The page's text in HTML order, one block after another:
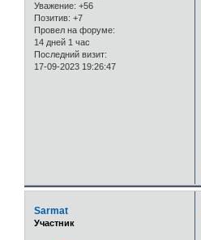
Уважение: +56
Позитив: +7
Провел на форуме:
14 дней 1 час
Последний визит:
17-09-2023 19:26:47
Sarmat
Участник